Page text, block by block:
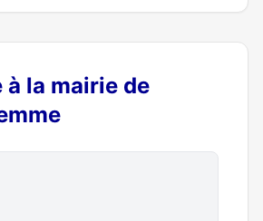
à la mairie de